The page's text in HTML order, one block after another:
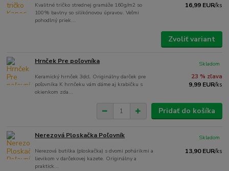
Kvalitné tričko strednej gramáže 160g/m2 so
100% bavlny so silikónovou úpravou. Veľmi
pohodlný priek...
16,99 EUR/ks
Zvoliť variant
Hrnček Pre poľovníka
Keramický hrnček 3dcl. Originálny darček pre
poľovníka K hrnčeku vám dáme aj krabičku s
okienkom zda...
23 % zľava
9,99 EUR/ks
Skladom
Pridať do košíka
Nerezová Ploskačka Poľovník
Nerezová butilka (ploskačka) s dvomi pohárikmi a
lievikom v darčekovej kazete. Originálny a
praktick...
13,90 EUR/ks
Skladom